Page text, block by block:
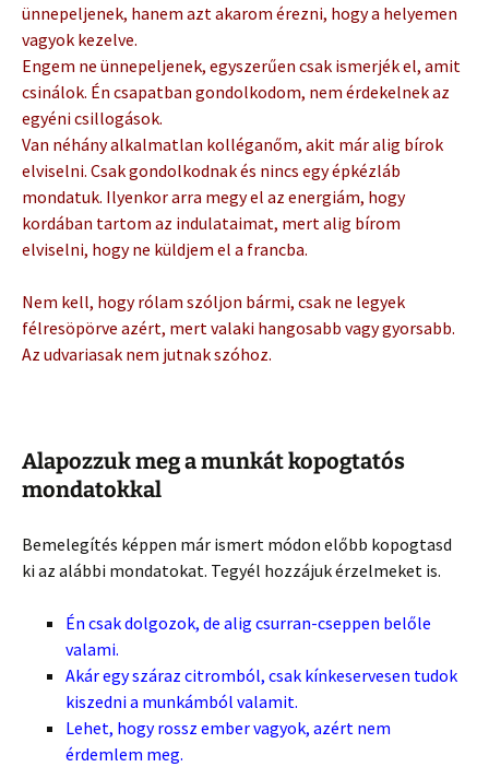
ünnepeljenek, hanem azt akarom érezni, hogy a helyemen
vagyok kezelve.
Engem ne ünnepeljenek, egyszerűen csak ismerjék el, amit
csinálok. Én csapatban gondolkodom, nem érdekelnek az
egyéni csillogások.
Van néhány alkalmatlan kolléganőm, akit már alig bírok
elviselni. Csak gondolkodnak és nincs egy épkézláb
mondatuk. Ilyenkor arra megy el az energiám, hogy
kordában tartom az indulataimat, mert alig bírom
elviselni, hogy ne küldjem el a francba.
Nem kell, hogy rólam szóljon bármi, csak ne legyek
félresöpörve azért, mert valaki hangosabb vagy gyorsabb.
Az udvariasak nem jutnak szóhoz.
Alapozzuk meg a munkát kopogtatós
mondatokkal
Bemelegítés képpen már ismert módon előbb kopogtasd
ki az alábbi mondatokat. Tegyél hozzájuk érzelmeket is.
Én csak dolgozok, de alig csurran-cseppen belőle
valami.
Akár egy száraz citromból, csak kínkeservesen tudok
kiszedni a munkámból valamit.
Lehet, hogy rossz ember vagyok, azért nem
érdemlem meg.